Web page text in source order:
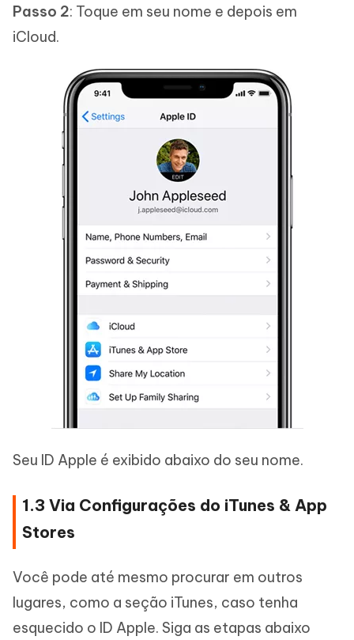
Passo 2: Toque em seu nome e depois em
iCloud.
Seu ID Apple é exibido abaixo do seu nome.
1.3 Via Configurações do iTunes & App
Stores
Você pode até mesmo procurar em outros
lugares, como a seção iTunes, caso tenha
esquecido o ID Apple. Siga as etapas abaixo